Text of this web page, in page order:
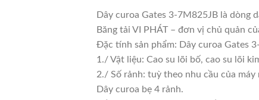
Dây curoa Gates 3-7M825JB là dòng
Băng tải VI PHÁT – đơn vị chủ quản
Đặc tính sản phẩm: Dây curoa Gates
1./ Vật liệu: Cao su lõi bố, cao su lõi
2./ Số rảnh: tuỳ theo nhu cầu của
Dây curoa bẹ 4 rảnh.